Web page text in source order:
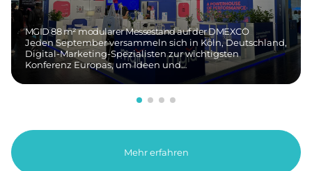
Mehr erfahren
MGID 88 m² modularer Messestand auf der DMEXCO
Jeden September versammeln sich in Köln, Deutschland,
Digital-Marketing-Spezialisten zur wichtigsten
Konferenz Europas, um Ideen und…